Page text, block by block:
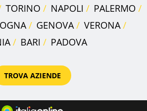
TORINO NAPOLI
PALERMO
GENOVA
VERONA
BARI PADOVA
TROVA AZIENDE